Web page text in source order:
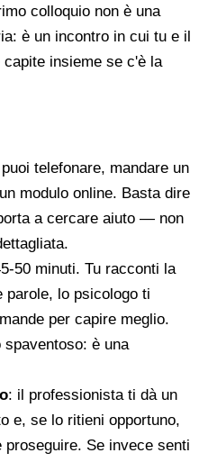
colloquio non è una
è un incontro in cui tu e il
insieme se c'è la
telefonare, mandare un
modulo online. Basta dire
a cercare aiuto — non
50 minuti. Tu racconti la
parole, lo psicologo ti
per capire meglio.
è una
: il professionista ti dà un
e, se lo ritieni opportuno,
proseguire. Se invece senti